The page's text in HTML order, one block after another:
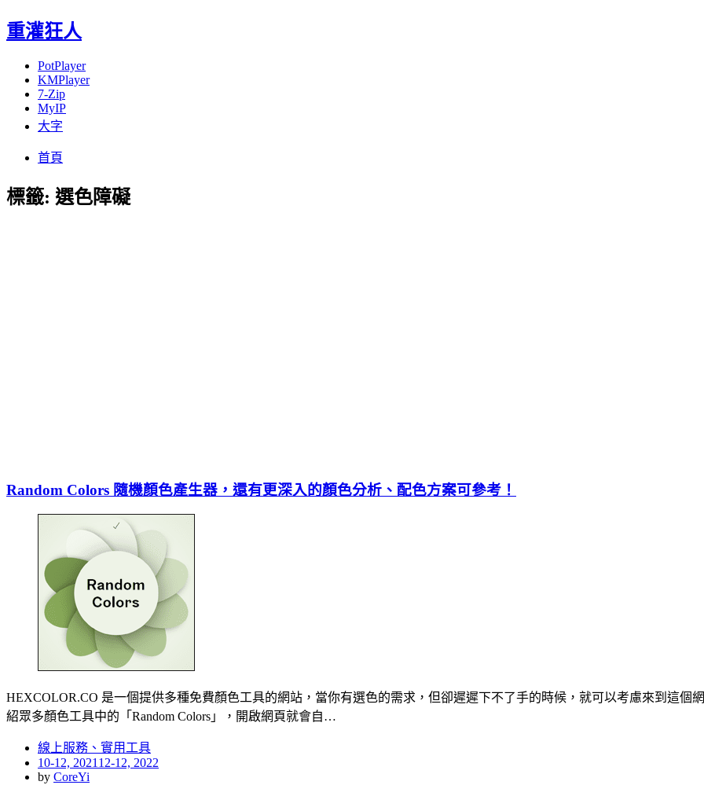
重灌狂人
PotPlayer
KMPlayer
7-Zip
MyIP
大字
首頁
標籤: 選色障礙
Random Colors 隨機顏色產生器，還有更深入的顏色分析、配色方案可參考！
HEXCOLOR.CO 是一個提供多種免費顏色工具的網站，當你有選色的需求，但卻遲遲下不了手的時候，就可以考慮來到這個
紹眾多顏色工具中的「Random Colors」，開啟網頁就會自…
線上服務、實用工具
Posted
on
10-12, 2021 12-12, 2022
by CoreYi